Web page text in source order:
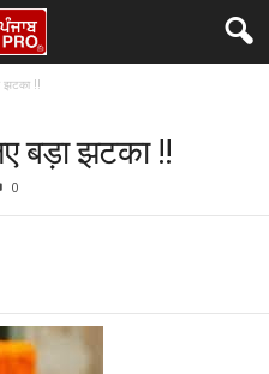
झटका !!
बड़ा झटका !!
0